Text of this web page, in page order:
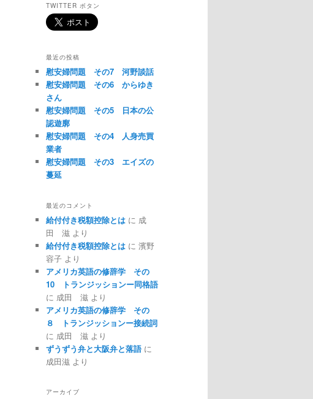
TWITTER ボタン
最近の投稿
慰安婦問題 その7 河野談話
慰安婦問題 その6 からゆき
さん
慰安婦問題 その5 日本の公
認遊廓
慰安婦問題 その4 人身売買
業者
慰安婦問題 その3 エイズの
蔓延
最近のコメント
給付付き税額控除とは に 成
田 滋 より
給付付き税額控除とは に 濱野
容子 より
アメリカ英語の修辞学 その
10 トランジッションー同格語
に 成田 滋 より
アメリカ英語の修辞学 その
８ トランジッションー接続詞
に 成田 滋 より
ずうずう弁と大阪弁と落語に
成田滋 より
アーカイブ